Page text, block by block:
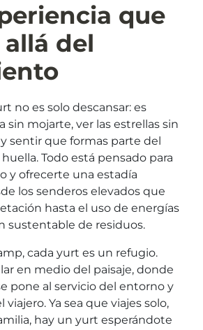
que
del
no es solo descansar: es
sin mojarte, ver las estrellas sin
y sentir que formas parte del
Todo está pensado para
y ofrecerte una estadía
los senderos elevados que
hasta el uso de energías
sustentable de residuos.
cada yurt es un refugio.
en medio del paisaje, donde
pone al servicio del entorno y
Ya sea que viajes solo,
hay un yurt esperándote